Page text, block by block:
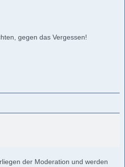
gegen das Vergessen!
der Moderation und werden